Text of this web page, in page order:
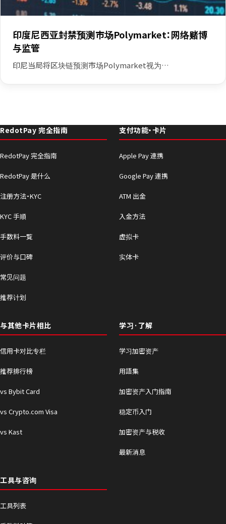
印度尼西亚封禁预测市场Polymarket：网络赌博
与监管
印尼当局将区块链预测市场Polymarket视为…
RedotPay 完全指南
RedotPay 完全指南
RedotPay 是什么
注册方法・KYC
KYC 手順
手数料一覧
评价与口碑
常见问题
推荐计划
支付功能・卡片
Apple Pay 連携
Google Pay 連携
ATM 出金
入金方法
虚拟卡
实体卡
与其他卡片相比
信用卡对比专栏
推荐排行榜
vs Bybit Card
vs Crypto.com Visa
vs Kast
学习·了解
学习加密资产
用語集
加密资产入门指南
稳定币入门
加密资产与税收
最新消息
工具与咨询
工具列表